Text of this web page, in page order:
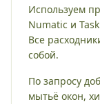
Используем
Numatic и
Все
собой.
По запросу
мытьё окон,